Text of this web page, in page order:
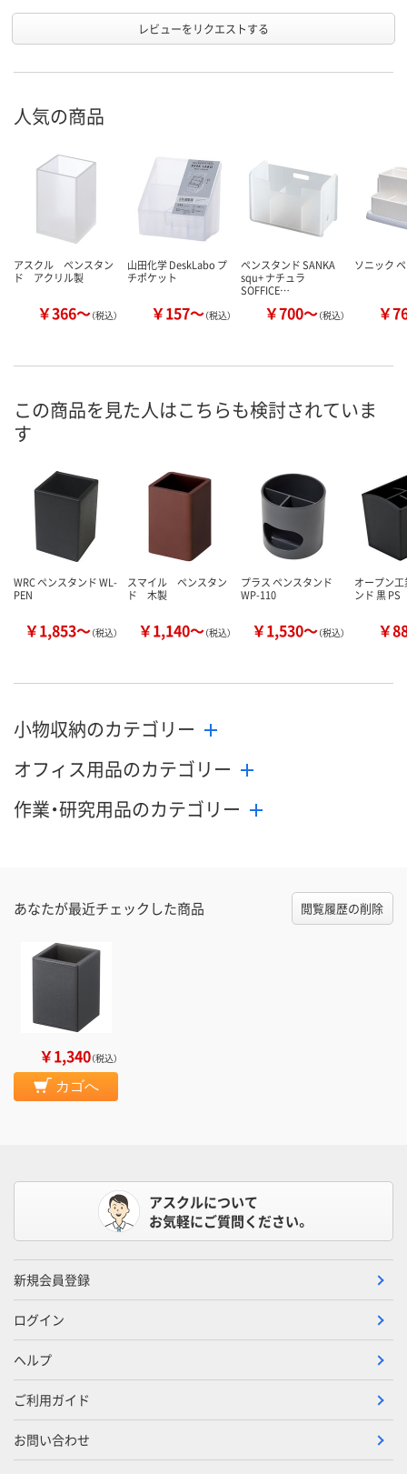
レビューをリクエストする
人気の商品
アスクル ペンスタン
ド アクリル製
￥366～（税込）
山田化学 DeskLabo プ
チポケット
￥157～（税込）
ペンスタンド SANKA
squ+ ナチュラ
SOFFICE…
￥700～（税込）
ソニック
￥
この商品を見た人はこちらも検討されていま
す
WRC ペンスタンド WL-
PEN
￥1,853～（税込）
スマイル ペンスタン
ド 木製
￥1,140～（税込）
プラス ペンスタンド
WP-110
￥1,530～（税込）
オープン
ンド 黒 PS
￥
小物収納のカテゴリー
オフィス用品のカテゴリー
作業・研究用品のカテゴリー
あなたが最近チェックした商品 閲覧履歴の削除
￥1,340（税込）
カゴへ
アスクルについて
お気軽にご質問ください。
新規会員登録
ログイン
ヘルプ
ご利用ガイド
お問い合わせ